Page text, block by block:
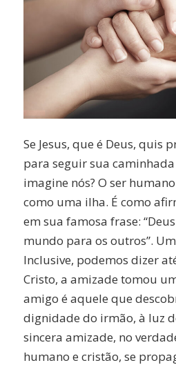
Se Jesus, que é Deus, quis
para seguir sua
imagine nós? O ser
como uma ilha. É como
em sua famosa frase:
mundo para os outros”.
Inclusive, podemos dizer
Cristo, a amizade tomou
amigo é aquele que
dignidade do irmão, à luz
sincera amizade, no
humano e cristão, se